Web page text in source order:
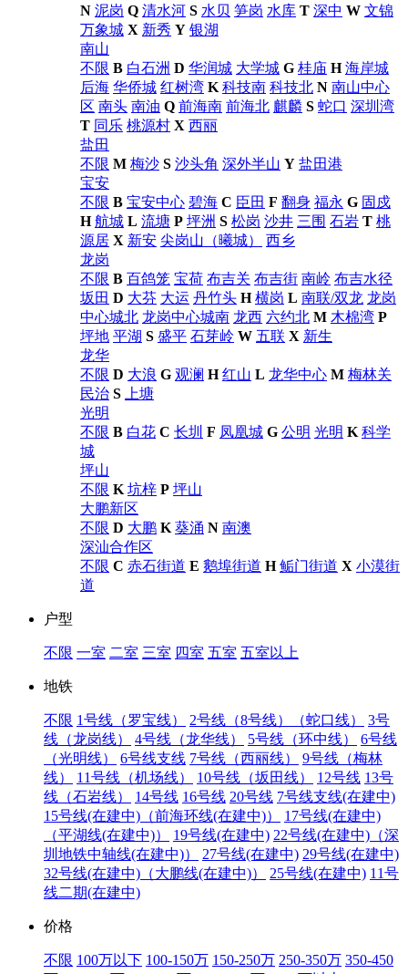
N 泥岗 Q 清水河 S 水贝 笋岗 水库 T 深中 W 文锦
万象城 X 新秀 Y 银湖
南山
不限 B 白石洲 D 华润城 大学城 G 桂庙 H 海岸城
后海 华侨城 红树湾 K 科技南 科技北 N 南山中心
区 南头 南油 Q 前海南 前海北 麒麟 S 蛇口 深圳湾
T 同乐 桃源村 X 西丽
盐田
不限 M 梅沙 S 沙头角 深外半山 Y 盐田港
宝安
不限 B 宝安中心 碧海 C 臣田 F 翻身 福永 G 固戍
H 航城 L 流塘 P 坪洲 S 松岗 沙井 三围 石岩 T 桃
源居 X 新安 尖岗山（曦城）
西乡
龙岗
不限 B 百鸽笼 宝荷 布吉关 布吉街 南岭 布吉水径
坂田 D 大芬 大运 丹竹头 H 横岗 L 南联/双龙 龙岗
中心城北 龙岗中心城南 龙西 六约北 M 木棉湾 P
坪地 平湖 S 盛平 石芽岭 W 五联 X 新生
龙华
不限 D 大浪 G 观澜 H 红山 L 龙华中心 M 梅林关
民治 S
上塘
光明
不限 B 白花 C 长圳 F 凤凰城 G 公明 光明 K 科学
城
坪山
不限 K 坑梓 P 坪山
大鹏新区
不限 D 大鹏 K 葵涌 N 南澳
深汕合作区
不限 C 赤石街道 E 鹅埠街道 H 鲘门街道 X 小漠街
道
户型
不限 一室 二室 三室 四室 五室 五室以上
地铁
不限 1号线（罗宝线） 2号线（8号线）（蛇口线）
3号
线（龙岗线）
4号线（龙华线） 5号线（环中线）
6号线
（光明线）
6号线支线 7号线（西丽线）
9号线（梅林
线）
11号线（机场线） 10号线（坂田线） 12号线 13号
线（石岩线）
14号线 16号线 20号线 7号线支线(在建中)
15号线(在建中)（前海环线(在建中)）
17号线(在建中)
（平湖线(在建中)）
19号线(在建中) 22号线(在建中)（深
圳地铁中轴线(在建中)）
27号线(在建中) 29号线(在建中)
32号线(在建中)（大鹏线(在建中)）
25号线(在建中) 11号
线二期(在建中)
价格
不限 100万以下 100-150万 150-250万 250-350万 350-450